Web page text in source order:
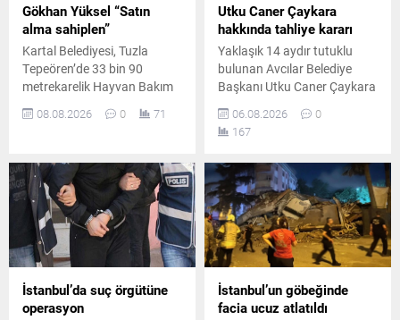
Gökhan Yüksel “Satın
alma sahiplen”
Kartal Belediyesi, Tuzla
Tepeören’de 33 bin 90
metrekarelik Hayvan Bakım
için inşaat çalışmalarına
üniteleri yer alacak.
08.08.2026 0 71
Utku Caner Çaykara
hakkında tahliye kararı
Yaklaşık 14 aydır tutuklu
bulunan Avcılar Belediye
Başkanı Utku Caner Çaykara
verildi. Kararın ardından
yargı sürecinin tutuksuz
öğrenildi.
06.08.2026
0
167
İstanbul’da suç örgütüne
operasyon
İstanbul’un göbeğinde
facia ucuz atlatıldı